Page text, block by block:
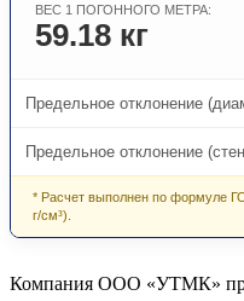
ВЕС 1 ПОГОННОГО МЕТРА:
59.18 кг
Предельное отклонение
Предельное отклонение
* Расчет выполнен по формуле
г/см³).
Компания ООО «УТМК»